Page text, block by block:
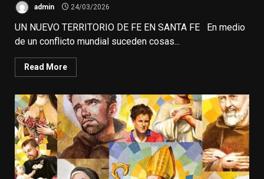
admin 24/03/2026
UN NUEVO TERRITORIO DE FE EN SANTA FE En medio
de un conflicto mundial suceden cosas...
Read More